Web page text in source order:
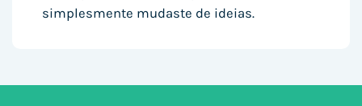
simplesmente mudaste de ideias.